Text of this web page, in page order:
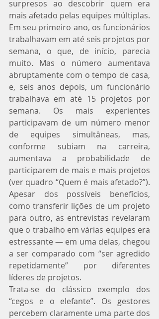
surpresos ao descobrir quem era
mais afetado pelas equipes múltiplas.
Em seu primeiro ano, os funcionários
trabalhavam em até seis projetos por
semana, o que, de início, parecia
muito. Mas o número aumentava
abruptamente com o tempo de casa,
e, seis anos depois, um funcionário
trabalhava em até 15 projetos por
semana. Os mais experientes
participavam de um número menor
de equipes simultâneas, mas,
conforme subiam na carreira,
aumentava a probabilidade de
participarem de mais e mais projetos
(ver quadro “Quem é mais afetado?”).
Apesar dos possíveis benefícios,
como transferir lições de um projeto
para outro, as entrevistas revelaram
que o trabalho em várias equipes era
estressante — em uma delas, chegou
a ser comparado com “ser agredido
repetidamente” por diferentes
líderes de projetos.
Trata-se do clássico exemplo dos
“cegos e o elefante”. Os gestores
percebem claramente uma parte dos